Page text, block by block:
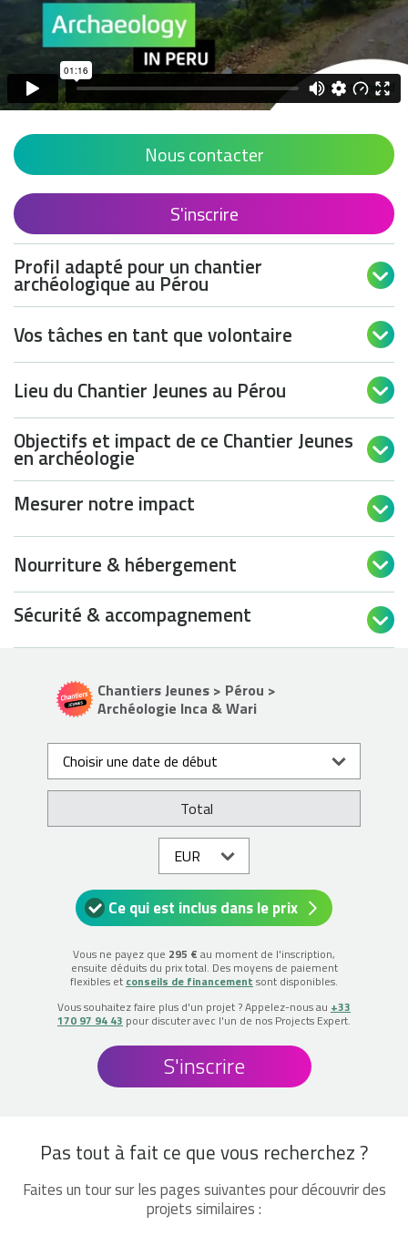
Nous contacter
S'inscrire
Profil adapté pour un chantier
archéologique au Pérou 
Vos tâches en tant que volontaire 
Lieu du Chantier Jeunes au Pérou 
Objectifs et impact de ce Chantier Jeunes
en archéologie 
Mesurer notre impact 
Nourriture & hébergement 
Sécurité & accompagnement 
Chantiers Jeunes > Pérou >
Archéologie Inca & Wari
Choisir une date de début
Total
Ce qui est inclus dans le prix
Vous ne payez que 295 € au moment de l'inscription,
ensuite déduits du prix total. Des moyens de paiement
flexibles et conseils de financement sont disponibles.
Vous souhaitez faire plus d'un projet ? Appelez-nous au +33
170 97 94 43 pour discuter avec l'un de nos Projects Expert.
S'inscrire
Pas tout à fait ce que vous recherchez ?
Faites un tour sur les pages suivantes pour découvrir des
projets similaires :